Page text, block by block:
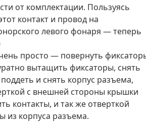
от комплектации. Пользуясь
контакт и провод на
левого фонаря — теперь
просто — повернуть
вытащить фиксаторы, снять
и снять корпус разъема,
с внешней стороны крышки
контакты, и так же отверткой
из корпуса разъема.